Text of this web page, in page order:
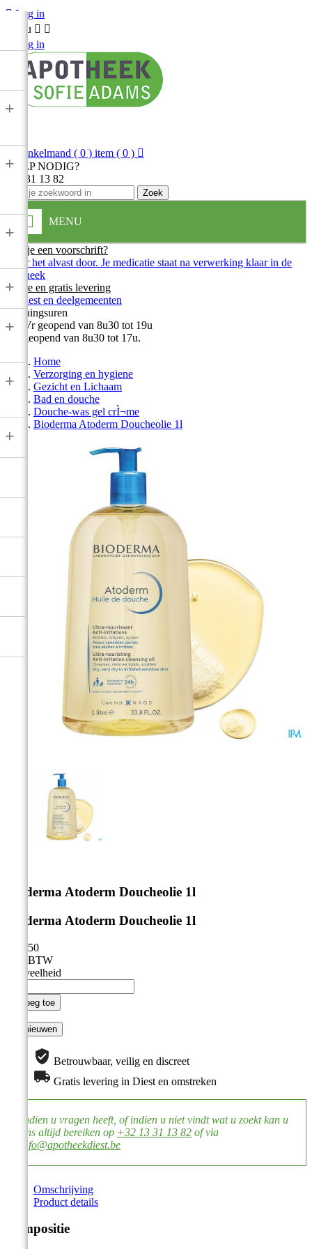
 Log in
Menu  
Log in
Winkelmand ( 0 ) item ( 0 ) 
HULP NODIG?
013 31 13 82
Zoek
MENU
+
+
+
+
+
+
+
Heb je een voorschrift?
Stuur het alvast door. Je medicatie staat na verwerking klaar in de
apotheek
Snelle en gratis levering
In Diest en deelgemeenten
Openingsuren
Ma-Vr geopend van 8u30 tot 19u
Zat geopend van 8u30 tot 17u.
Home
Verzorging en hygiene
Gezicht en Lichaam
Bad en douche
Douche-was gel crÌ¬me
Bioderma Atoderm Doucheolie 1l
Bioderma Atoderm Doucheolie 1l
Bioderma Atoderm Doucheolie 1l
€ 27,50
Incl. BTW
Hoeveelheid
Voeg toe
Betrouwbaar, veilig en discreet
Gratis levering in Diest en omstreken
Indien u vragen heeft, of indien u niet vindt wat u zoekt kan u
ons altijd bereiken op +32 13 31 13 82 of via
info@apotheekdiest.be
Omschrijving
Product details
Compositie